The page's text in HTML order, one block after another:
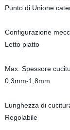
Punto di Unione
Configurazione
Letto piatto
Max. Spessore
0,3mm-1,8mm
Lunghezza di
Regolabile